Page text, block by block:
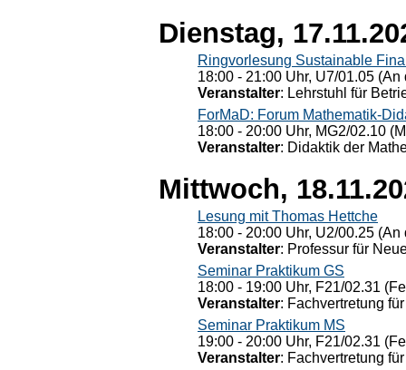
Dienstag,
Ringvorlesung Sustainable
18:00 - 21:00 Uhr, U7/01.05
Veranstalter: Lehrstuhl für
ForMaD: Forum Mathematik-
18:00 - 20:00 Uhr, MG2/02.10
Veranstalter: Didaktik der
Mittwoch,
Lesung mit Thomas Hettche
18:00 - 20:00 Uhr, U2/00.25
Veranstalter: Professur für
Seminar Praktikum GS
18:00 - 19:00 Uhr, F21/02.31
Veranstalter: Fachvertretung
Seminar Praktikum MS
19:00 - 20:00 Uhr, F21/02.31
Veranstalter: Fachvertretung